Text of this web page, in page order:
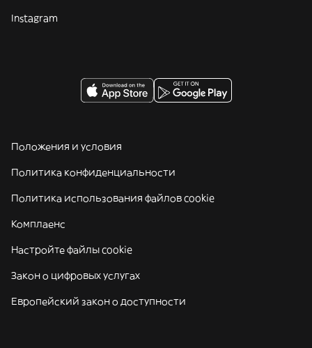
Instagram
Положения и условия
Политика конфиденциальности
Политика использования файлов cookie
Комплаенс
Настройте файлы cookie
Закон о цифровых услугах
Европейский закон о доступности